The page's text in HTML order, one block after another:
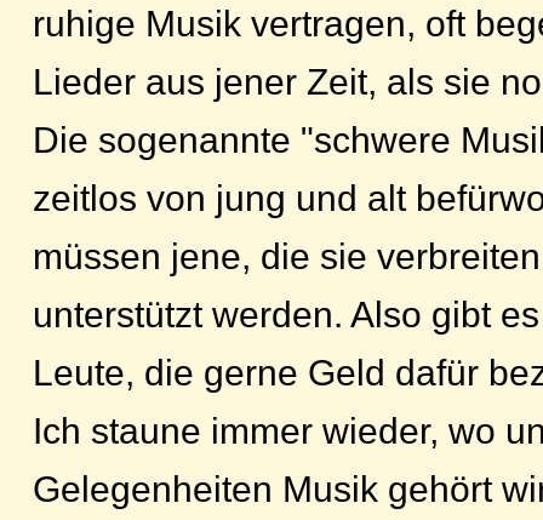
ruhige Musik vertragen, oft
Lieder aus jener Zeit, als sie
Die sogenannte "schwere
zeitlos von jung und alt
müssen jene, die sie
unterstützt werden. Also gibt
Leute, die gerne Geld dafür
Ich staune immer wieder, wo
Gelegenheiten Musik gehört